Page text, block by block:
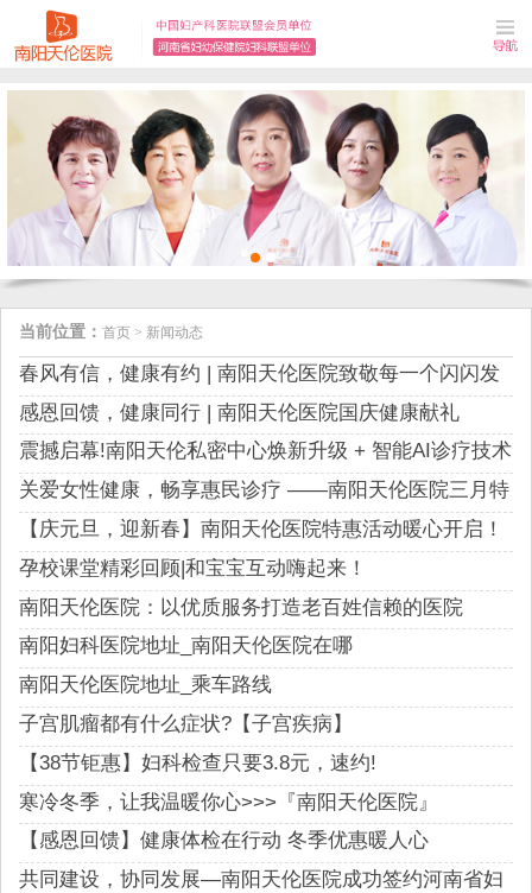
当前位置： 首页 > 新闻动态
春风有信，健康有约 | 南阳天伦医院致敬每一个闪闪发
光的“她”
感恩回馈，健康同行 | 南阳天伦医院国庆健康献礼
震撼启幕!南阳天伦私密中心焕新升级 + 智能AI诊疗技术
重磅发布！
关爱女性健康，畅享惠民诊疗 ——南阳天伦医院三月特
别活动
【庆元旦，迎新春】南阳天伦医院特惠活动暖心开启！
孕校课堂精彩回顾|和宝宝互动嗨起来！
南阳天伦医院：以优质服务打造老百姓信赖的医院
南阳妇科医院地址_南阳天伦医院在哪
南阳天伦医院地址_乘车路线
子宫肌瘤都有什么症状?【子宫疾病】
【38节钜惠】妇科检查只要3.8元，速约!
寒冷冬季，让我温暖你心>>>『南阳天伦医院』
【感恩回馈】健康体检在行动 冬季优惠暖人心
共同建设，协同发展—南阳天伦医院成功签约河南省妇